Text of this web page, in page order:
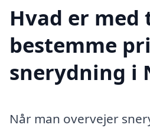
Hvad er med
bestemme
snerydning i
Når man overvejer